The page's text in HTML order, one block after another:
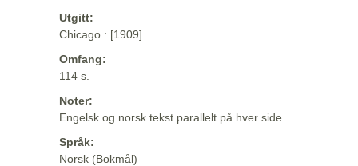
Utgitt:
Chicago : [1909]
Omfang:
114 s.
Noter:
Engelsk og norsk tekst parallelt på hver side
Språk:
Norsk (Bokmål)